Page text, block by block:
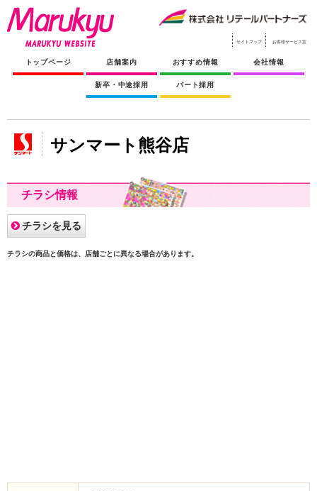
サイトマップ お客様サービス室
トップページ 店舗案内 おすすめ情報 会社情報
新卒・中途採用 パート採用
サンマート熊谷店
チラシ情報
チラシを見る
チラシの商品と価格は、店舗ごとに異なる場合があります。